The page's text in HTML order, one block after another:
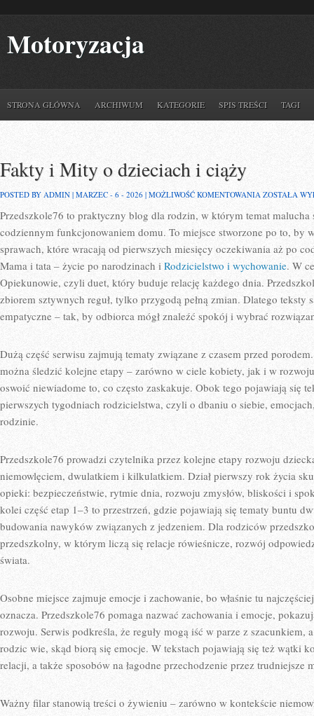
Motoryzacja
STRONA GŁÓWNA ARCHIWUM KATEGORIE SPIS TREŚCI TAGI
Fakty i Mity o dzieciach i ciąży
POSTED BY ADMIN | MARZEC - 6 - 2026 | MOŻLIWOŚĆ KOMENTOWANIA FAKTY
MITY
DZIECIACH
I
ZOSTAŁA
Przedszkole76 to praktyczny blog dla rodzin, w którym temat
codziennym funkcjonowaniem domu. To miejsce stworzone po to, by
sprawach, które wracają od pierwszych miesięcy oczekiwania aż po
Mama i tata – życie po narodzinach i Rodzicielstwo i wychowanie. W
Opiekunowie, czyli duet, który buduje relację każdego dnia.
zbiorem sztywnych reguł, tylko przygodą pełną zmian. Dlatego teksty
empatyczne – tak, by odbiorca mógł znaleźć spokój i wybrać
Dużą część serwisu zajmują tematy związane z czasem przed
można śledzić kolejne etapy – zarówno w ciele kobiety, jak i w
oswoić niewiadome to, co często zaskakuje. Obok tego pojawiają się
pierwszych tygodniach rodzicielstwa, czyli o dbaniu o siebie,
rodzinie.
Przedszkole76 prowadzi czytelnika przez kolejne etapy rozwoju
niemowlęciem, dwulatkiem i kilkulatkiem. Dział pierwszy rok życia
opieki: bezpieczeństwie, rytmie dnia, rozwoju zmysłów, bliskości i
kolei część etap 1–3 to przestrzeń, gdzie pojawiają się tematy buntu
budowania nawyków związanych z jedzeniem. Dla rodziców
przedszkolny, w którym liczą się relacje rówieśnicze, rozwój
świata.
Osobne miejsce zajmuje emocje i zachowanie, bo właśnie tu
oznacza. Przedszkole76 pomaga nazwać zachowania i emocje,
rozwoju. Serwis podkreśla, że reguły mogą iść w parze z szacunkiem,
rodzic wie, skąd biorą się emocje. W tekstach pojawiają się też wątki
relacji, a także sposobów na łagodne przechodzenie przez trudniejsze
Ważny filar stanowią treści o żywieniu – zarówno w kontekście